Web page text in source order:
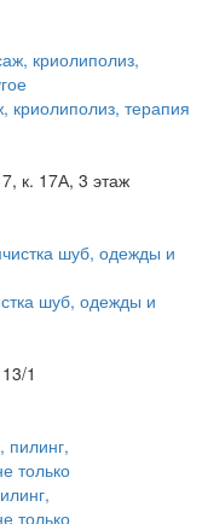
криолиполиз, терапия
к. 17А, 3 этаж
шуб, одежды и
1
только